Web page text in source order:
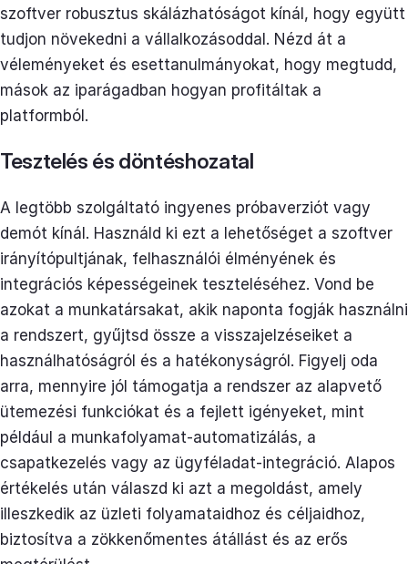
szoftver robusztus skálázhatóságot kínál, hogy együtt
tudjon növekedni a vállalkozásoddal. Nézd át a
véleményeket és esettanulmányokat, hogy megtudd,
mások az iparágadban hogyan profitáltak a
platformból.
Tesztelés és döntéshozatal
A legtöbb szolgáltató ingyenes próbaverziót vagy
demót kínál. Használd ki ezt a lehetőséget a szoftver
irányítópultjának, felhasználói élményének és
integrációs képességeinek teszteléséhez. Vond be
azokat a munkatársakat, akik naponta fogják használni
a rendszert, gyűjtsd össze a visszajelzéseiket a
használhatóságról és a hatékonyságról. Figyelj oda
arra, mennyire jól támogatja a rendszer az alapvető
ütemezési funkciókat és a fejlett igényeket, mint
például a munkafolyamat-automatizálás, a
csapatkezelés vagy az ügyféladat-integráció. Alapos
értékelés után válaszd ki azt a megoldást, amely
illeszkedik az üzleti folyamataidhoz és céljaidhoz,
biztosítva a zökkenőmentes átállást és az erős